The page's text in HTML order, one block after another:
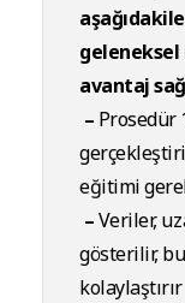
avantaj
– Prosedür
eğitimi
–Veriler,
gösterilir, bu
kolaylaştırır